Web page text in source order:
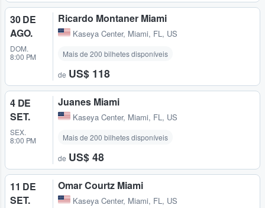
30 DE
AGO.
DOM.
8:00 PM
Ricardo Montaner Miami
Kaseya Center, Miami, FL, US
Mais de 200 bilhetes disponíveis
de US$ 118
4 DE
SET.
SEX.
8:00 PM
Juanes Miami
Kaseya Center, Miami, FL, US
Mais de 200 bilhetes disponíveis
de US$ 48
11 DE
SET.
Omar Courtz Miami
Kaseya Center, Miami, FL, US